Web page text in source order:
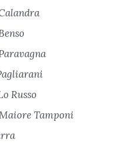
Russo
Tamponi